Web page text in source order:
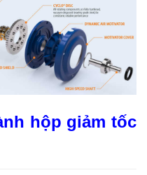
hộp giảm tốc